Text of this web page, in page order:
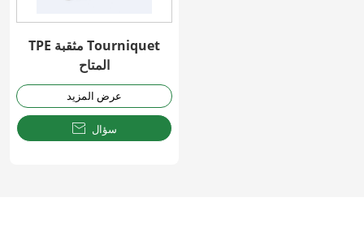
TPE مثقبة Tourniquet
المتاح
عرض المزيد
 سؤال